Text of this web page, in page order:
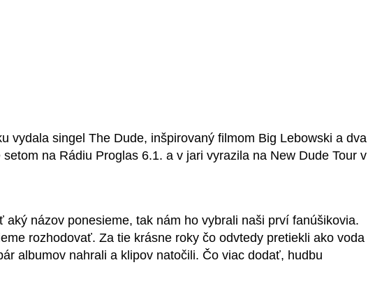
vydala singel The Dude, inšpirovaný filmom Big Lebowski a dva
na Rádiu Proglas 6.1. a v jari vyrazila na New Dude Tour v
názov ponesieme, tak nám ho vybrali naši prví fanúšikovia.
rozhodovať. Za tie krásne roky čo odvtedy pretiekli ako voda
albumov nahrali a klipov natočili. Čo viac dodať, hudbu